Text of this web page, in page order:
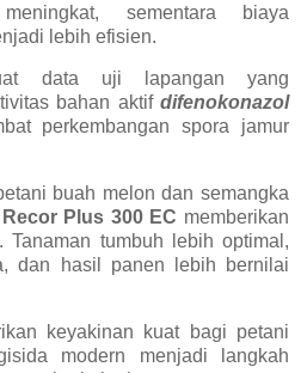
sementara biaya
lebih efisien.
data uji lapangan yang
bahan aktif difenokonazol
perkembangan spora jamur
buah melon dan semangka
Recor Plus 300 EC memberikan
Tanaman tumbuh lebih optimal,
dan hasil panen lebih bernilai
keyakinan kuat bagi petani
modern menjadi langkah